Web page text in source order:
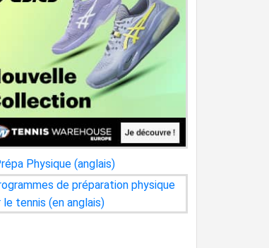
Physique (anglais)